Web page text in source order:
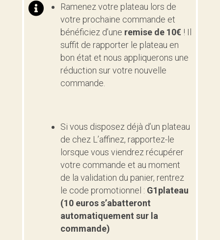

Ramenez votre plateau lors de
votre prochaine commande et
bénéficiez d’une remise de 10€! Il
suffit de rapporter le plateau en
bon état et nous appliquerons une
réduction sur votre nouvelle
commande.
Si vous disposez déjà d’un plateau
de chez L’affinez, rapportez-le
lorsque vous viendrez récupérer
votre commande et au moment
de la validation du panier, rentrez
le code promotionnel : G1plateau
(10 euros s’abatteront
automatiquement sur la
commande)